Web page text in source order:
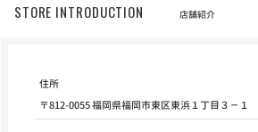
STORE INTRODUCTION 店舗紹介
住所
〒812-0055 福岡県福岡市東区東浜１丁目３－１